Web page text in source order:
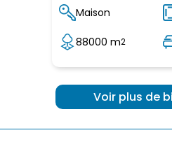
Maison
88000 m2
Voir plus de